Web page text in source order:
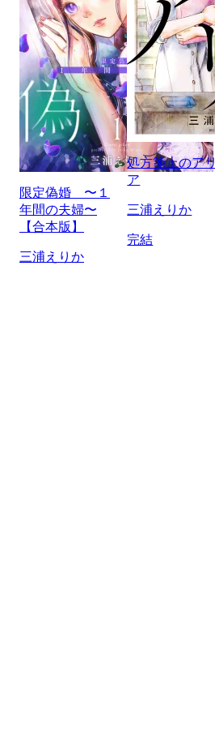
限定偽婚 〜１
年間の夫婦〜
【合本版】
三浦えりか
処方箋上のアリ
ア
三浦えりか
完結